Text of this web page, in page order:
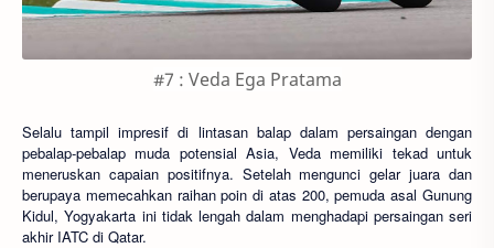
#7 : Veda Ega Pratama
Selalu tampil impresif di lintasan balap dalam persaingan dengan
pebalap-pebalap muda potensial Asia, Veda memiliki tekad untuk
meneruskan capaian positifnya. Setelah mengunci gelar juara dan
berupaya memecahkan raihan poin di atas 200, pemuda asal Gunung
Kidul, Yogyakarta ini tidak lengah dalam menghadapi persaingan seri
akhir IATC di Qatar.